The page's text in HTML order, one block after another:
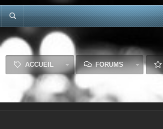
ACCUEIL FORUMS